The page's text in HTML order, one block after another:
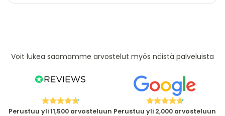
Voit lukea saamamme arvostelut myös näistä palveluista
Perustuu yli 11,500 arvosteluun Perustuu yli 2,000 arvosteluun